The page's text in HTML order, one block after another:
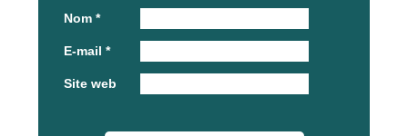
Nom *
E-mail *
Site web